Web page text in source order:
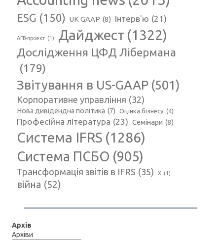
ESG (150) UK GAAP (8) Інтерв'ю (21)
АГВ-проект (1) Дайджест (1322)
Дослідження ЦФД Лібермана
(179)
Звітування в US-GAAP (501)
Корпоративне управління (32)
Нова дивідендна політика (7) Оцінка бізнесу (4)
Професійна література (23) Семінари (8)
Система IFRS (1286)
Система ПСБО (905)
Трансформація звітів в IFRS (35) Х (1)
війна (52)
Архів
Архіви